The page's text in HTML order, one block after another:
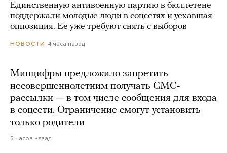
Единственную антивоенную партию в бюллетене
поддержали молодые люди в соцсетях и уехавшая
оппозиция. Ее уже требуют снять с выборов
НОВОСТИ 4 часа назад
Минцифры предложило запретить
несовершеннолетним получать СМС-
рассылки — в том числе сообщения для входа
в соцсети. Ограничение смогут установить
только родители
5 часов назад